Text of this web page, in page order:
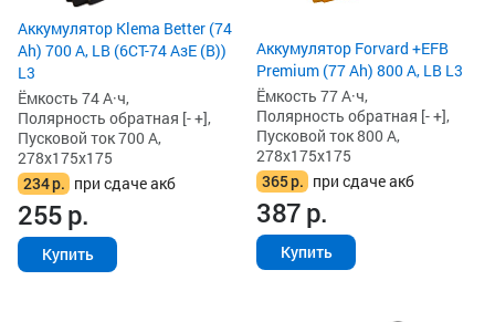
Аккумулятор Klema Better (74
Ah) 700 А, LB (6СТ-74 АзЕ (B))
L3
Ёмкость 74 А·ч,
Полярность обратная [- +],
Пусковой ток 700 А,
278x175x175
234р. при сдаче акб
255р.
Купить
Аккумулятор Forvard +EFB
Premium (77 Ah) 800 А, LB L3
Ёмкость 77 А·ч,
Полярность обратная [- +],
Пусковой ток 800 А,
278x175x175
365р. при сдаче акб
387р.
Купить